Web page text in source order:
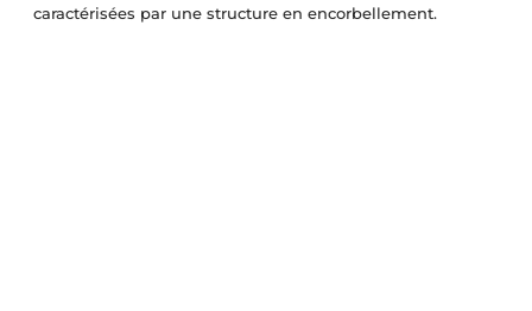
caractérisées par une structure en encorbellement.